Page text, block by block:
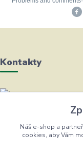
Kontakty
Helena Bayerová
+420 604 711
(Po-Čt, 8-16
Náš e-shop a
cookies, aby Vám